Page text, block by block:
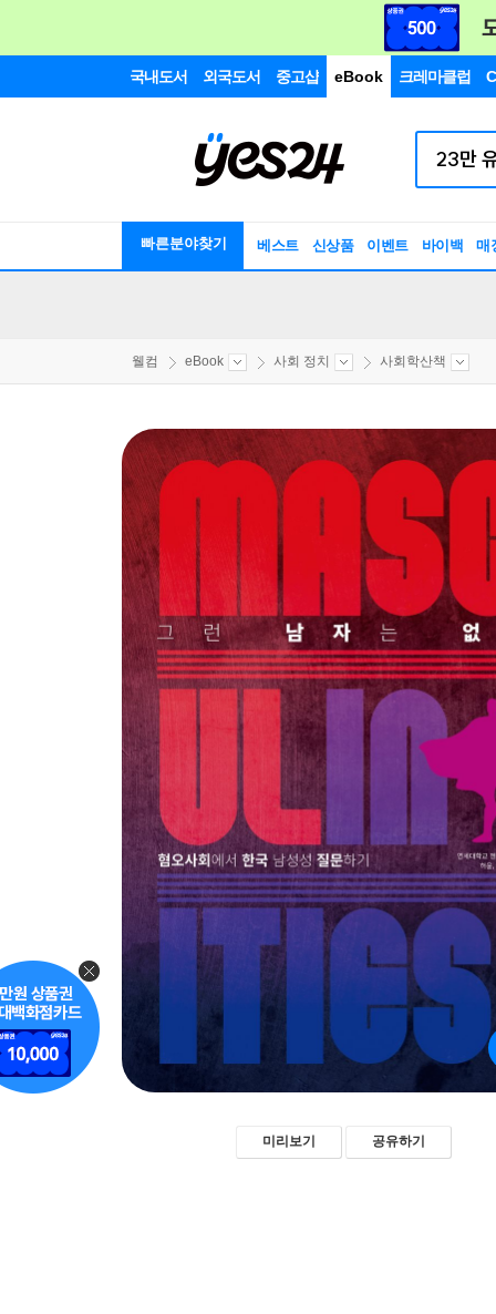
국내도서 외국도서 중고샵 eBook 크레마클럽
빠른분야찾기 베스트 신상품 이벤트 바이백 매
웰컴 eBook 사회 정치 사회학산책
미리보기 공유하기